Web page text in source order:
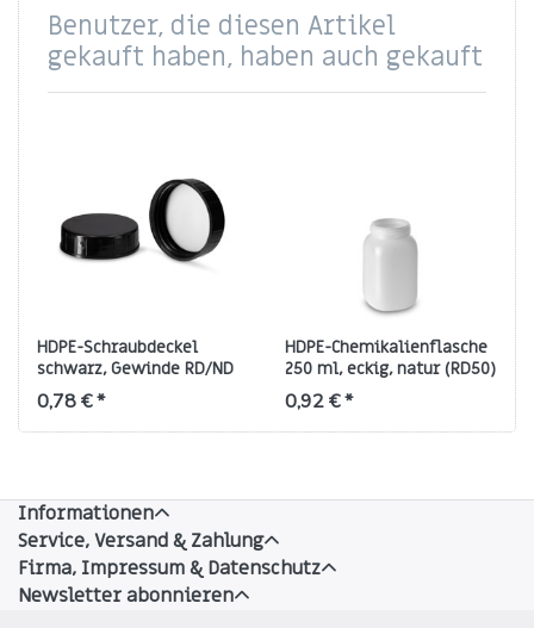
Benutzer, die diesen Artikel
gekauft haben, haben auch gekauft
HDPE-Schraubdeckel
schwarz, Gewinde RD/ND
50 (CS 50 mit PE-
Schaumeinlage)
0,78 € *
HDPE-Chemikalienflasche
250 ml, eckig, natur (RD50)
0,92 € *
Informationen
Service, Versand & Zahlung
Firma, Impressum & Datenschutz
Newsletter abonnieren